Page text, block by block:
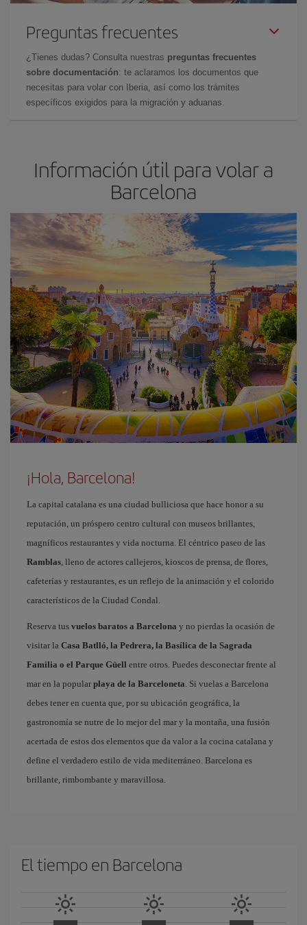
Preguntas frecuentes
¿Tienes dudas? Consulta nuestras preguntas frecuentes
sobre documentación: te aclaramos los documentos que
necesitas para volar con Iberia, así como los trámites
específicos exigidos para la migración y aduanas.
Información útil para volar a
Barcelona
¡Hola, Barcelona!
La capital catalana es una ciudad bulliciosa que hace honor a su
reputación, un próspero centro cultural con museos brillantes,
magníficos restaurantes y vida nocturna. El céntrico paseo de las
Ramblas, lleno de actores callejeros, kioscos de prensa, de flores,
cafeterías y restaurantes, es un reflejo de la animación y el colorido
característicos de la Ciudad Condal.
Reserva tus vuelos baratos a Barcelona y no pierdas la ocasión de
visitar la Casa Batlló, la Pedrera, la Basílica de la Sagrada
Familia o el Parque Güell entre otros. Puedes desconectar frente al
mar en la popular playa de la Barceloneta. Si vuelas a Barcelona
debes tener en cuenta que, por su ubicación geográfica, la
gastronomía se nutre de lo mejor del mar y la montaña, una fusión
acertada de estos dos elementos que da valor a la cocina catalana y
define el verdadero estilo de vida mediterráneo. Barcelona es
brillante, rimbombante y maravillosa.
El tiempo en Barcelona